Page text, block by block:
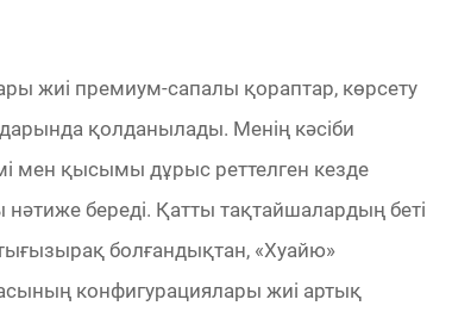
жиі премиум-сапалы қораптар, көрсету
қолданылады. Менің кәсіби
мен қысымы дұрыс реттелген кезде
береді. Қатты тақтайшалардың беті
болғандықтан, «Хуайю»
конфигурациялары жиі артық